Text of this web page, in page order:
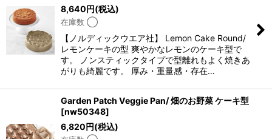
8,640円(税込)
在庫数 ◯
【ノルディックウエア社】 Lemon Cake Round/
レモンケーキの型 爽やかなレモンのケーキ型で
す。 ノンスティックタイプで型離れもよく焼きあ
がりも綺麗です。 厚み・重量感・存在…
Garden Patch Veggie Pan/ 畑のお野菜 ケーキ型
[nw50348]
6,820円(税込)